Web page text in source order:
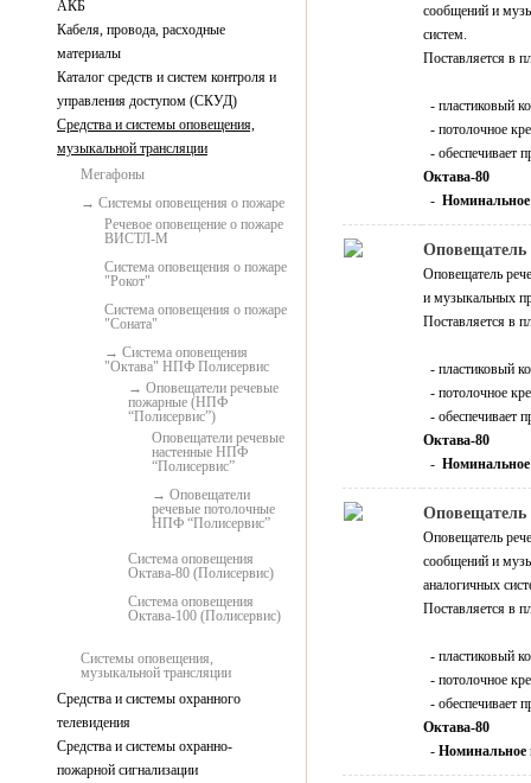
АКБ
Кабеля, провода, расходные
материалы
Каталог средств и систем контроля и
управления доступом (СКУД)
Средства и системы оповещения,
музыкальной трансляции
Мегафоны
Системы оповещения о пожаре
Речевое оповещение о пожаре
ВИСТЛ-М
Система оповещения о пожаре
"Рокот"
Система оповещения о пожаре
"Соната"
Система оповещения
"Октава" НПФ Полисервис
Оповещатели речевые
пожарные (НПФ
“Полисервис”)
Оповещатели речевые
настенные НПФ
“Полисервис”
Оповещатели
речевые потолочные
НПФ “Полисервис”
Система оповещения
Октава-80 (Полисервис)
Система оповещения
Октава-100 (Полисервис)
Системы оповещения,
музыкальной трансляции
Средства и системы охранного
телевидения
Средства и системы охранно-
пожарной сигнализации
сообщений и
систем.
Поставляется в
- пластиковый
- потолочное
- обеспечивает
Октава-80
-
Оповещатель
и музыкальных
Поставляется в
- пластиковый
- потолочное
- обеспечивает
Октава-80
-
Оповещатель
Оповещатель
сообщений и
аналогичных
Поставляется в
- пластиковый
- потолочное
- обеспечивает
Октава-80
- Номинальное